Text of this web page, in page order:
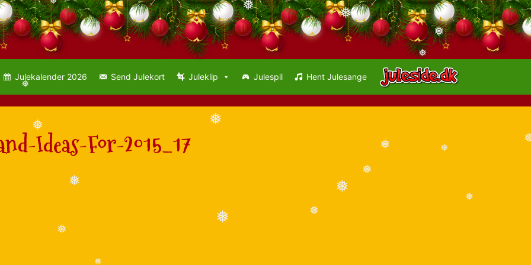
❅
❅
❅
❅
❅
❅
❅
❅
❅
❅
❅
❅
❅
❅
Julekalender 2026 Send Julekort Juleklip Julespil Hent Julesange
Ideas-For-2015_17